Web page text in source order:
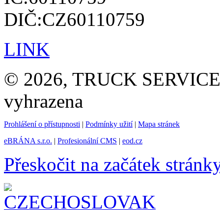
DIČ:CZ60110759
LINK
© 2026, TRUCK
vyhrazena
Prohlášení o přístupnosti | Podmínky užití| Mapa stránek
eBRÁNA s.r.o. | Profesionální CMS | eod.cz
Přeskočit na začátek